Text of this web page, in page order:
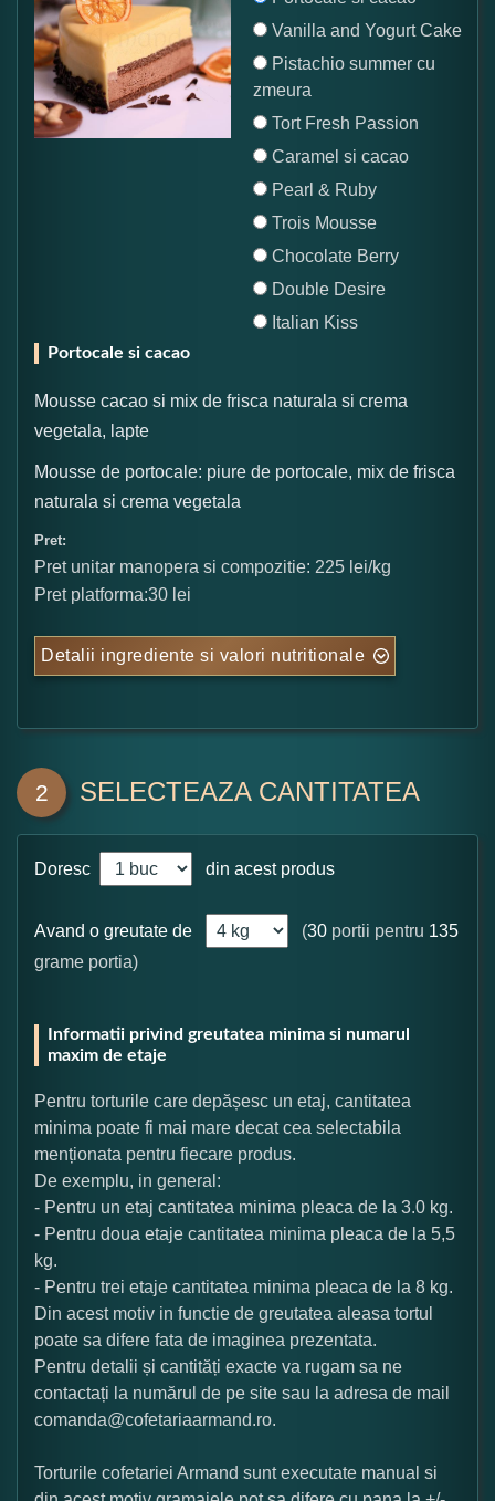
Vanilla and Yogurt Cake
Pistachio summer cu
zmeura
Tort Fresh Passion
Caramel si cacao
Pearl & Ruby
Trois Mousse
Chocolate Berry
Double Desire
Italian Kiss
Portocale si cacao
Mousse cacao si mix de frisca naturala si crema
vegetala, lapte
Mousse de portocale: piure de portocale, mix de frisca
naturala si crema vegetala
Pret:
Pret unitar manopera si compozitie: 225 lei/kg
Pret platforma:30 lei
Detalii ingrediente si valori nutritionale
2 SELECTEAZA CANTITATEA
Doresc din acest produs
Avand o greutate de (30 portii pentru 135
grame portia)
Informatii privind greutatea minima si numarul
maxim de etaje
Pentru torturile care depășesc un etaj, cantitatea
minima poate fi mai mare decat cea selectabila
menționata pentru fiecare produs.
De exemplu, in general:
- Pentru un etaj cantitatea minima pleaca de la 3.0 kg.
- Pentru doua etaje cantitatea minima pleaca de la 5,5
kg.
- Pentru trei etaje cantitatea minima pleaca de la 8 kg.
Din acest motiv in functie de greutatea aleasa tortul
poate sa difere fata de imaginea prezentata.
Pentru detalii și cantități exacte va rugam sa ne
contactați la numărul de pe site sau la adresa de mail
comanda@cofetariaarmand.ro.
Torturile cofetariei Armand sunt executate manual si